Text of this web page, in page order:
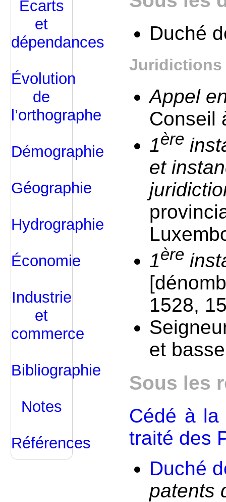
Duché
Juridictions
Appel
Conseil
1ère
et
1ère
1528,
et
Sous les
Cédé à la
traité des
Duché
patents
Écarts
et
dépendances
Évolution
de
l’orthographe
Démographie
Géographie
Hydrographie
Économie
Industrie
et
commerce
Bibliographie
Notes
Références